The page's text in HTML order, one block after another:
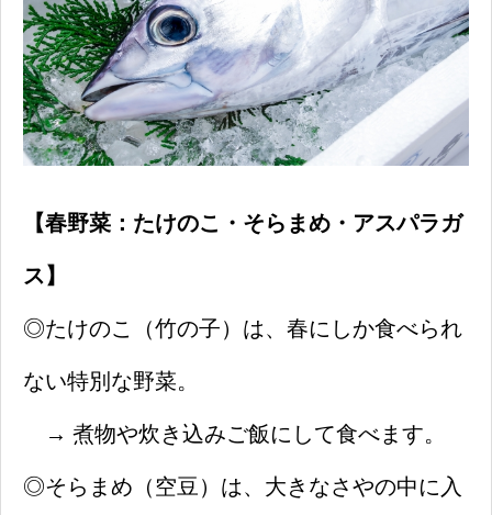
【春野菜：たけのこ・そらまめ・アスパラガ
ス】
◎たけのこ（竹の子）は、春にしか食べられ
ない特別な野菜。
→ 煮物や炊き込みご飯にして食べます。
◎そらまめ（空豆）は、大きなさやの中に入